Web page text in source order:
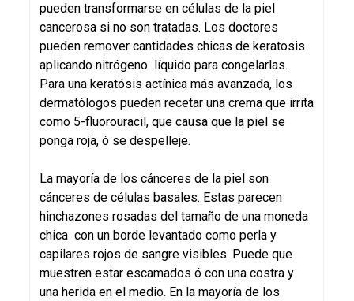
pueden transformarse en células de la piel
cancerosa si no son tratadas. Los doctores
pueden remover cantidades chicas de keratosis
aplicando nitrógeno líquido para congelarlas.
Para una keratósis actínica más avanzada, los
dermatólogos pueden recetar una crema que irrita
como 5-fluorouracil, que causa que la piel se
ponga roja, ó se despelleje.
La mayoría de los cánceres de la piel son
cánceres de células basales. Estas parecen
hinchazones rosadas del tamaño de una moneda
chica con un borde levantado como perla y
capilares rojos de sangre visibles. Puede que
muestren estar escamados ó con una costra y
una herida en el medio. En la mayoría de los